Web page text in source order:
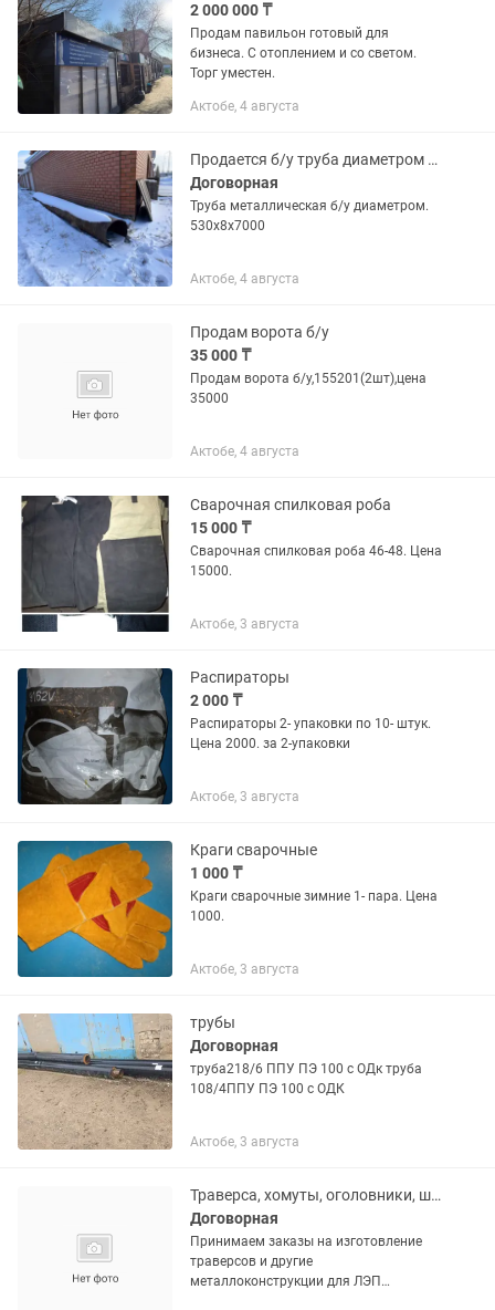
2 000 000 ₸
Продам павильон готовый для
бизнеса. С отоплением и со светом.
Торг уместен.
Актобе, 4 августа
Продается б/у труба диаметром 530мм х 8мм х 7м. Цена договорная..
Договорная
Труба металлическая б/у диаметром.
530х8х7000
Актобе, 4 августа
Продам ворота б/у
35 000 ₸
Продам ворота б/у,155201(2шт),цена
35000
Актобе, 4 августа
Сварочная спилковая роба
15 000 ₸
Сварочная спилковая роба 46-48. Цена
15000.
Актобе, 3 августа
Распираторы
2 000 ₸
Распираторы 2- упаковки по 10- штук.
Цена 2000. за 2-упаковки
Актобе, 3 августа
Краги сварочные
1 000 ₸
Краги сварочные зимние 1- пара. Цена
1000.
Актобе, 3 августа
трубы
Договорная
труба218/6 ППУ ПЭ 100 с ОДк труба
108/4ППУ ПЭ 100 с ОДК
Актобе, 3 августа
Траверса, хомуты, оголовники, шпильки, под рлнд срочное изготовление.
Договорная
Принимаем заказы на изготовление
траверсов и другие
металлоконструкции для ЛЭП